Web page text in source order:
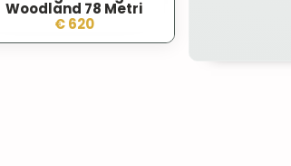
Woodland 78 Metri
€ 620